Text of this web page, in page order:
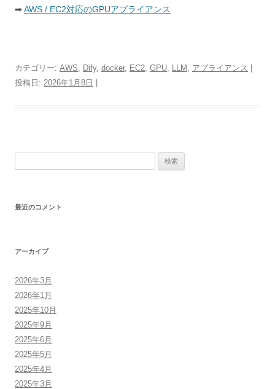
➡AWS / EC2対応のGPUアプライアンス
カテゴリー: AWS Dify, docker, EC2 GPU LLM アプライアンス
投稿日: 2026年1月8日
最近のコメント
アーカイブ
2026年3月
2026年1月
2025年10月
2025年9月
2025年6月
2025年5月
2025年4月
2025年3月